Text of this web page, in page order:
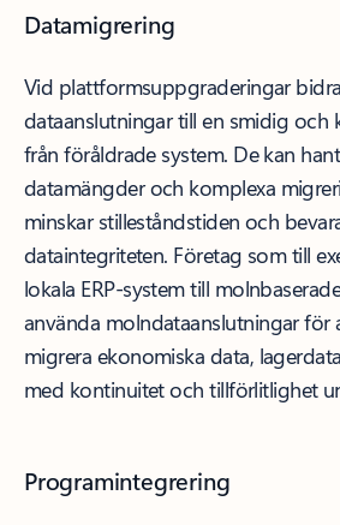
Datamigrering
Vid plattformsuppgraderingar
dataanslutningar till en smidig och
från föråldrade system. De kan
datamängder och komplexa
minskar stilleståndstiden och
dataintegriteten. Företag som till
lokala ERP-system till
använda molndataanslutningar för
migrera ekonomiska data,
med kontinuitet och tillförlitlighet
Programintegrering